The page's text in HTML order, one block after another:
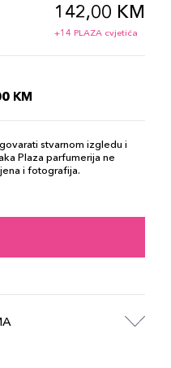
142,00 KM
+14 PLAZA cvjetića
KM
stvarnom izgledu i
Plaza parfumerija ne
i fotografija.